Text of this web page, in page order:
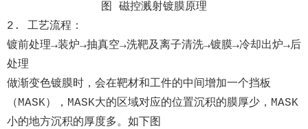
图 磁控溅射镀膜原理
2. 工艺流程：
镀前处理→装炉→抽真空→洗靶及离子清洗→镀膜→冷却出炉→后
处理
做渐变色镀膜时，会在靶材和工件的中间增加一个挡板
（MASK），MASK大的区域对应的位置沉积的膜厚少，MASK
小的地方沉积的厚度多。如下图